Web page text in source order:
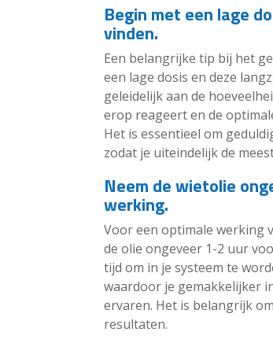
Begin met een lage
vinden.
Een belangrijke tip bij het
een lage dosis en deze
geleidelijk aan de
erop reageert en de
Het is essentieel om
zodat je uiteindelijk de
Neem de wietolie
werking.
Voor een optimale werking
de olie ongeveer 1-2 uur
tijd om in je systeem te
waardoor je gemakkelijker
ervaren. Het is belangrijk
resultaten.